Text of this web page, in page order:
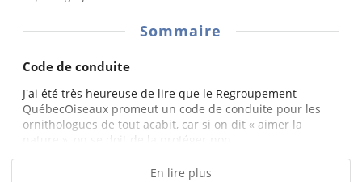
Sommaire
Code de conduite
J'ai été très heureuse de lire que le Regroupement
QuébecOiseaux promeut un code de conduite pour les
ornithologues de tout acabit, car si on dit « aimer la
nature », on se doit de la protéger non...
En lire plus